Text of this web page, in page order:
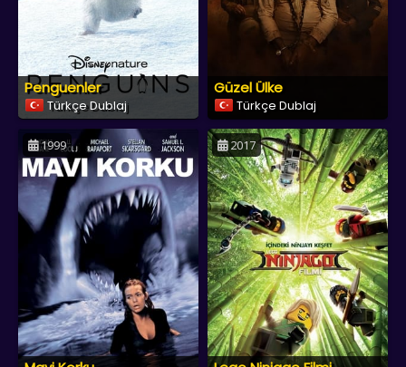
Penguenler
Türkçe Dublaj
Güzel Ülke
Türkçe Dublaj
1999 2017